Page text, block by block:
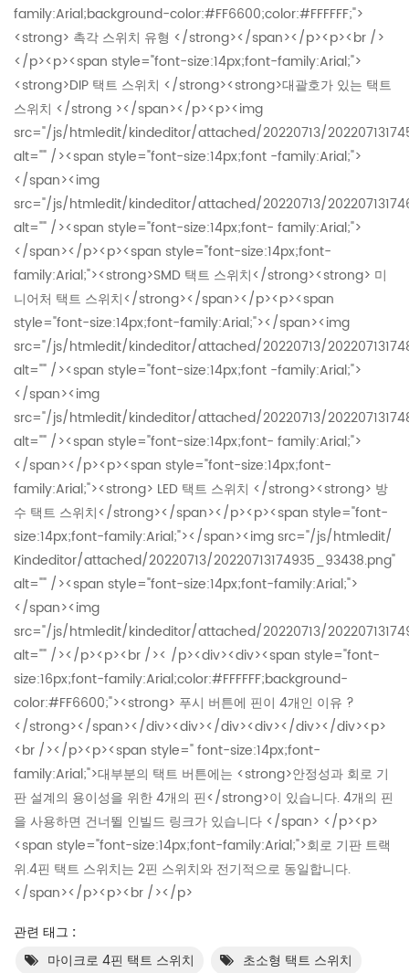
family:Arial;background-color:#FF6600;color:#FFFFFF;">
<strong> 촉각 스위치 유형 </strong></span></p><p><br />
</p><p><span style="font-size:14px;font-family:Arial;">
<strong>DIP 택트 스위치 </strong><strong>대괄호가 있는 택트
스위치 </strong ></span></p><p><img
src="/js/htmledit/kindeditor/attached/20220713/
alt="" /><span style="font-size:14px;font -family:Arial;">
</span><img
src="/js/htmledit/kindeditor/attached/20220713/
alt="" /><span style="font-size:14px;font- family:Arial;">
</span></p><p><span style="font-size:14px;font-
family:Arial;"><strong>SMD 택트 스위치</strong><strong> 미
니어처 택트 스위치</strong></span></p><p><span
style="font-size:14px;font-family:Arial;"></span><img
src="/js/htmledit/kindeditor/attached/20220713/
alt="" /><span style="font-size:14px;font -family:Arial;">
</span><img
src="/js/htmledit/kindeditor/attached/20220713/
alt="" /><span style="font-size:14px;font- family:Arial;">
</span></p><p><span style="font-size:14px;font-
family:Arial;"><strong> LED 택트 스위치 </strong><strong> 방
수 택트 스위치</strong></span></p><p><span style="font-
size:14px;font-family:Arial;"></span><img src="/js/htmledit/
Kindeditor/attached/20220713/20220713174935_93438.png"
alt="" /><span style="font-size:14px;font-family:Arial;">
</span><img
src="/js/htmledit/kindeditor/attached/20220713/
alt="" /></p><p><br />< /p><div><div><span style="font-
size:16px;font-family:Arial;color:#FFFFFF;background-
color:#FF6600;"><strong> 푸시 버튼에 핀이 4개인 이유 ?
</strong></span></div><div></div><div></div></div><p>
<br /></p><p><span style=" font-size:14px;font-
family:Arial;">대부분의 택트 버튼에는 <strong>안정성과 회로 기
판 설계의 용이성을 위한 4개의 핀</strong>이 있습니다. 4개의 핀
을 사용하면 건너뛸 인빌드 링크가 있습니다 </span> </p><p>
<span style="font-size:14px;font-family:Arial;">회로 기판 트랙
위.4핀 택트 스위치는 2핀 스위치와 전기적으로 동일합니다.
</span></p><p><br /></p>
관련 태그 :
마이크로 4핀 택트 스위치
초소형 택트 스위치